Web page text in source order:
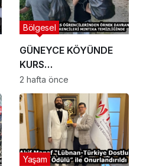
GÜNEYCE KÖYÜNDE
KURS
ÖĞRENCİLERİNDEN
ÖRNEK DAVRANIŞ
KUR’AN KURSU
ÖĞRENCİLERİ MINTIKA
TEMİZLİĞİNDE
Bölgesel
2 hafta önce
Yaşam